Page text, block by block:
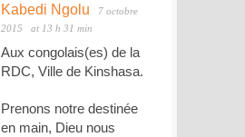
Kabedi Ngolu
7 octobre
2015
at 13 h 31 min
Aux congolais(es) de la
RDC, Ville de Kinshasa.
Prenons notre destinée
en main, Dieu nous